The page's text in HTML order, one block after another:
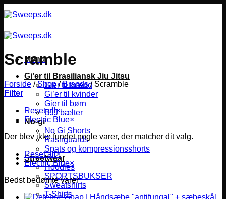
til
Menu
Gi’er til Brasiliansk Jiu Jitsu
Gier til mænd
Gi’er til kvinder
Gier til børn
BJJ bælter
No-gi
No Gi Shorts
Rashguards
Spats og kompressionsshorts
Streetwear
Hoodies
SPORTSBUKSER
Sweatshirts
T-Shirts
Scramble
Forside / Shop / Brands /Scramble
Filter
Reset all×
Electric Blue×
Der blev ikke fundet nogle varer, der matcher dit valg.
Reset all×
Electric Blue×
Bedst bedømte varer